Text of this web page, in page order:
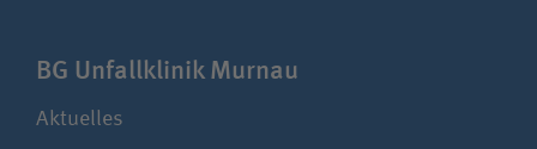
BG Unfall­klinik Murnau
Aktuelles